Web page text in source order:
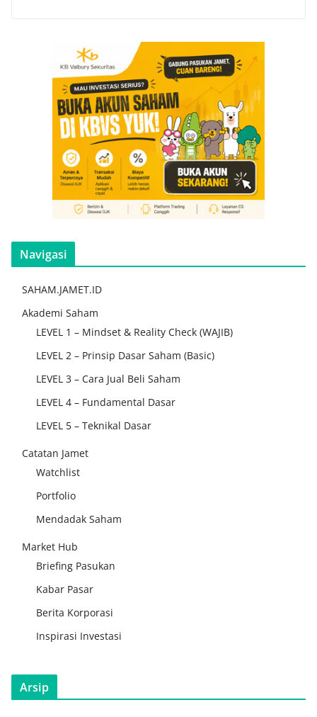
Navigasi
SAHAM.JAMET.ID
Akademi Saham
LEVEL 1 – Mindset & Reality Check (WAJIB)
LEVEL 2 – Prinsip Dasar Saham (Basic)
LEVEL 3 – Cara Jual Beli Saham
LEVEL 4 – Fundamental Dasar
LEVEL 5 – Teknikal Dasar
Catatan Jamet
Watchlist
Portfolio
Mendadak Saham
Market Hub
Briefing Pasukan
Kabar Pasar
Berita Korporasi
Inspirasi Investasi
Arsip